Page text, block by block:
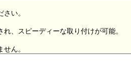
い。
、スピーディーな取り付けが可能。
ん。